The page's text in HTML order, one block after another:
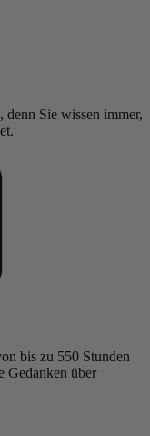
denn Sie wissen immer,
bis zu 550 Stunden
Gedanken über